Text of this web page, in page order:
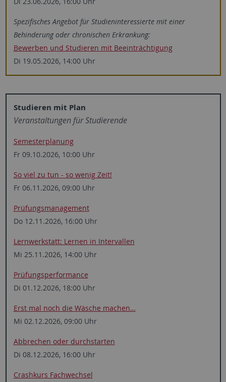
Spezifisches Angebot für ­Studien­interessierte mit einer
Behinderung oder chronischen Erkrankung:
Bewerben und Studieren mit Beeinträchtigung
Di 19.05.2026, 14:00 Uhr
Studieren mit Plan
Veranstaltungen für Studierende
Semesterplanung
Fr 09.10.2026, 10:00 Uhr
So viel zu tun - so wenig Zeit!
Fr 06.11.2026, 09:00 Uhr
Prüfungsmanagement
Do 12.11.2026, 16:00 Uhr
Lernwerkstatt: ­Lernen in ­Intervallen
Mi 25.11.2026, 14:00 Uhr
Prüfungsperformance
Di 01.12.2026, 18:00 Uhr
Erst mal noch die Wäsche ­machen…
Mi 02.12.2026, 09:00 Uhr
Abbrechen oder durchstarten
Di 08.12.2026, 16:00 Uhr
Crashkurs Fachwechsel